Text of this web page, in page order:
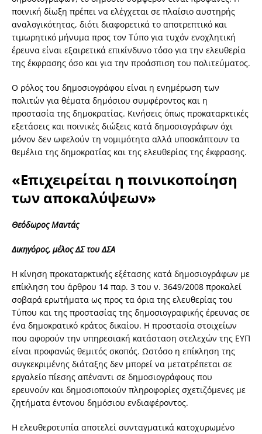
ποινική δίωξη πρέπει να ελέγχεται σε πλαίσιο αυστηρής
αναλογικότητας, διότι διαφορετικά το αποτρεπτικό και
τιμωρητικό μήνυμα προς τον Τύπο για τυχόν ενοχλητική
έρευνα είναι εξαιρετικά επικίνδυνο τόσο για την ελευθερία
της έκφρασης όσο και για την προάσπιση του πολιτεύματος.
Ο ρόλος του δημοσιογράφου είναι η ενημέρωση των
πολιτών για θέματα δημόσιου συμφέροντος και η
προστασία της δημοκρατίας. Κινήσεις όπως προκαταρκτικές
εξετάσεις και ποινικές διώξεις κατά δημοσιογράφων όχι
μόνον δεν ωφελούν τη νομιμότητα αλλά υποσκάπτουν τα
θεμέλια της δημοκρατίας και της ελευθερίας της έκφρασης.
«Επιχειρείται η ποινικοποίηση
των αποκαλύψεων»
Θεόδωρος Μαντάς
Δικηγόρος, μέλος ΔΣ του ΔΣΑ
Η κίνηση προκαταρκτικής εξέτασης κατά δημοσιογράφων με
επίκληση του άρθρου 14 παρ. 3 του ν. 3649/2008 προκαλεί
σοβαρά ερωτήματα ως προς τα όρια της ελευθερίας του
Τύπου και της προστασίας της δημοσιογραφικής έρευνας σε
ένα δημοκρατικό κράτος δικαίου. Η προστασία στοιχείων
που αφορούν την υπηρεσιακή κατάσταση στελεχών της ΕΥΠ
είναι προφανώς θεμιτός σκοπός. Ωστόσο η επίκληση της
συγκεκριμένης διάταξης δεν μπορεί να μετατρέπεται σε
εργαλείο πίεσης απέναντι σε δημοσιογράφους που
ερευνούν και δημοσιοποιούν πληροφορίες σχετιζόμενες με
ζητήματα έντονου δημόσιου ενδιαφέροντος.
Η ελευθεροτυπία αποτελεί συνταγματικά κατοχυρωμένο